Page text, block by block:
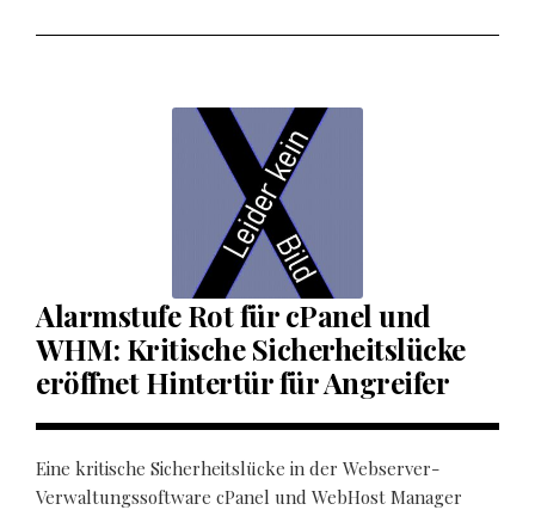
Alarmstufe Rot für cPanel und
WHM: Kritische Sicherheitslücke
eröffnet Hintertür für Angreifer
Eine kritische Sicherheitslücke in der Webserver-
Verwaltungssoftware cPanel und WebHost Manager